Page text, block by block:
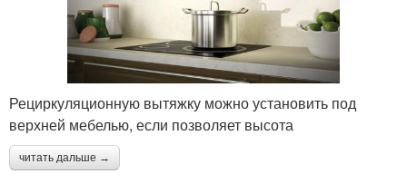
Рециркуляционную вытяжку можно установить под
верхней мебелью, если позволяет высота
читать дальше →